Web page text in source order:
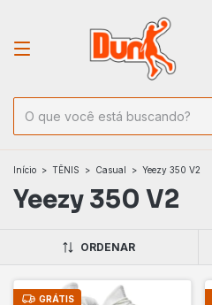
Início > TÊNIS > Casual > Yeezy 350 V2
Yeezy 350 V2
ORDENAR
GRÁTIS